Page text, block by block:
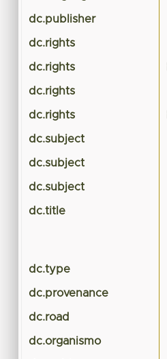
dc.publisher
dc.rights
dc.rights
dc.rights
dc.rights
dc.subject
dc.subject
dc.subject
dc.title
dc.type
dc.provenance
dc.road
dc.organismo